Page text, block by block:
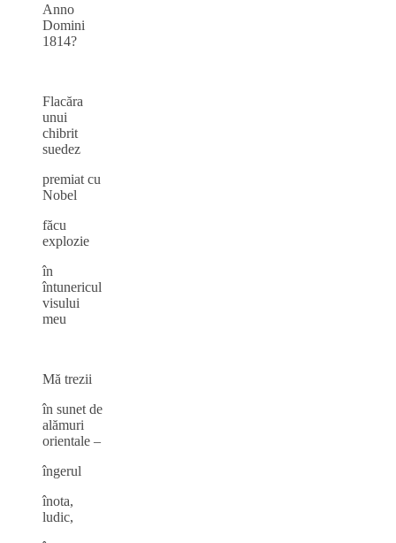
Anno
Domini
1814?
Flacăra
unui
chibrit
suedez
premiat cu
Nobel
făcu
explozie
în
întunericul
visului
meu
Mă trezii
în sunet de
alămuri
orientale –
îngerul
înota,
ludic,